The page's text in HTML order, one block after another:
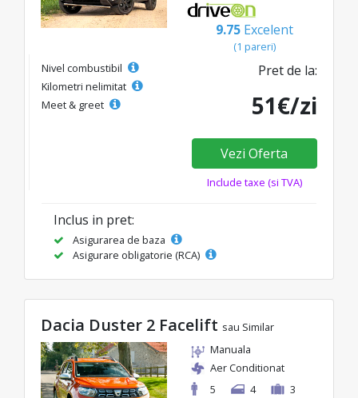
9.75 Excelent
(1 pareri)
Nivel combustibil
Kilometri nelimitat
Meet & greet
Pret de la:
51€/zi
Vezi Oferta
Include taxe (si TVA)
Inclus in pret:
Asigurarea de baza
Asigurare obligatorie (RCA)
Dacia Duster 2 Facelift sau Similar
Manuala
Aer Conditionat
5
4 3